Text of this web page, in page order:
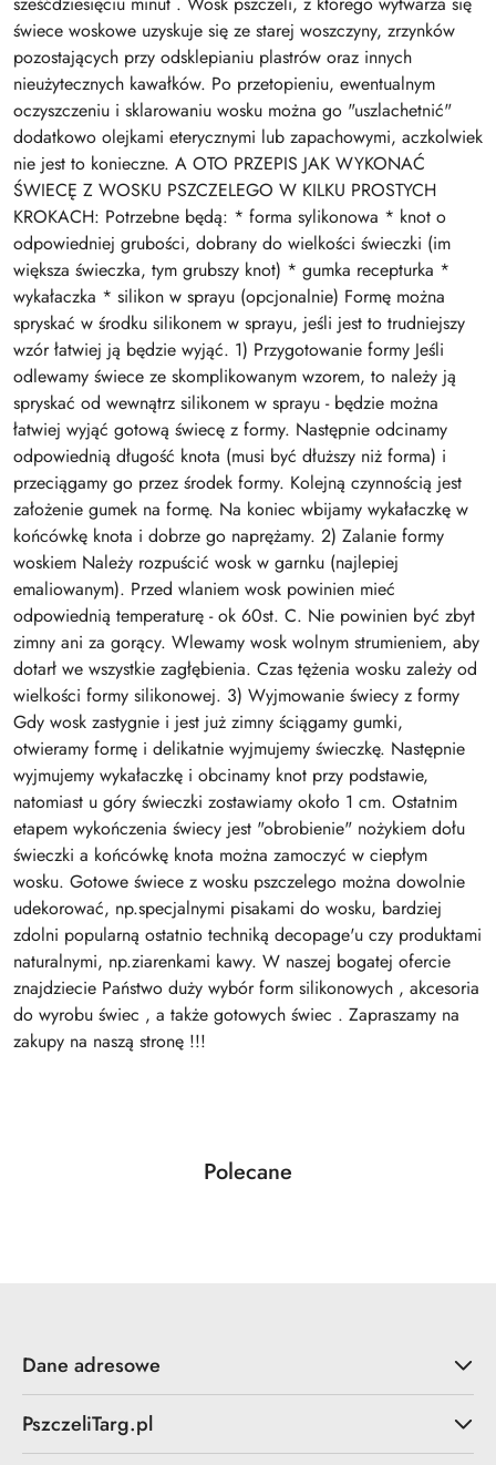
świece woskowe uzyskuje się ze starej woszczyny, zrzynków
pozostających przy odsklepianiu plastrów oraz innych
nieużytecznych kawałków. Po przetopieniu, ewentualnym
oczyszczeniu i sklarowaniu wosku można go "uszlachetnić"
dodatkowo olejkami eterycznymi lub zapachowymi, aczkolwiek
nie jest to konieczne. A OTO PRZEPIS JAK WYKONAĆ
ŚWIECĘ Z WOSKU PSZCZELEGO W KILKU PROSTYCH
KROKACH: Potrzebne będą: * forma sylikonowa * knot o
odpowiedniej grubości, dobrany do wielkości świeczki (im
większa świeczka, tym grubszy knot) * gumka recepturka *
wykałaczka * silikon w sprayu (opcjonalnie) Formę można
spryskać w środku silikonem w sprayu, jeśli jest to trudniejszy
wzór łatwiej ją będzie wyjąć. 1) Przygotowanie formy Jeśli
odlewamy świece ze skomplikowanym wzorem, to należy ją
spryskać od wewnątrz silikonem w sprayu - będzie można
łatwiej wyjąć gotową świecę z formy. Następnie odcinamy
odpowiednią długość knota (musi być dłuższy niż forma) i
przeciągamy go przez środek formy. Kolejną czynnością jest
założenie gumek na formę. Na koniec wbijamy wykałaczkę w
końcówkę knota i dobrze go naprężamy. 2) Zalanie formy
woskiem Należy rozpuścić wosk w garnku (najlepiej
emaliowanym). Przed wlaniem wosk powinien mieć
odpowiednią temperaturę - ok 60st. C. Nie powinien być zbyt
zimny ani za gorący. Wlewamy wosk wolnym strumieniem, aby
dotarł we wszystkie zagłębienia. Czas tężenia wosku zależy od
wielkości formy silikonowej. 3) Wyjmowanie świecy z formy
Gdy wosk zastygnie i jest już zimny ściągamy gumki,
otwieramy formę i delikatnie wyjmujemy świeczkę. Następnie
wyjmujemy wykałaczkę i obcinamy knot przy podstawie,
natomiast u góry świeczki zostawiamy około 1 cm. Ostatnim
etapem wykończenia świecy jest "obrobienie" nożykiem dołu
świeczki a końcówkę knota można zamoczyć w ciepłym
wosku. Gotowe świece z wosku pszczelego można dowolnie
udekorować, np.specjalnymi pisakami do wosku, bardziej
zdolni popularną ostatnio techniką decopage'u czy produktami
naturalnymi, np.ziarenkami kawy. W naszej bogatej ofercie
znajdziecie Państwo duży wybór form silikonowych , akcesoria
do wyrobu świec , a także gotowych świec . Zapraszamy na
zakupy na naszą stronę !!!
Pomiń karuzelę produktów
Produkty
Polecane
Dane adresowe
PszczeliTarg.pl